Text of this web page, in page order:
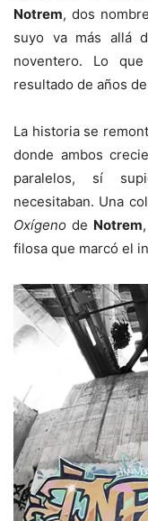
Notrem, dos
suyo va más allá
noventero. Lo
resultado de años
La historia se
donde ambos
paralelos, sí
necesitaban. Una
Oxígeno de Notrem
filosa que marcó el